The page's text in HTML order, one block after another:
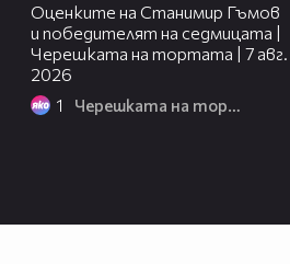
Оценките на Станимир Гъмов
и победителят на седмицата |
Черешката на тортата | 7 авг.
2026
1 Черешката на тортата